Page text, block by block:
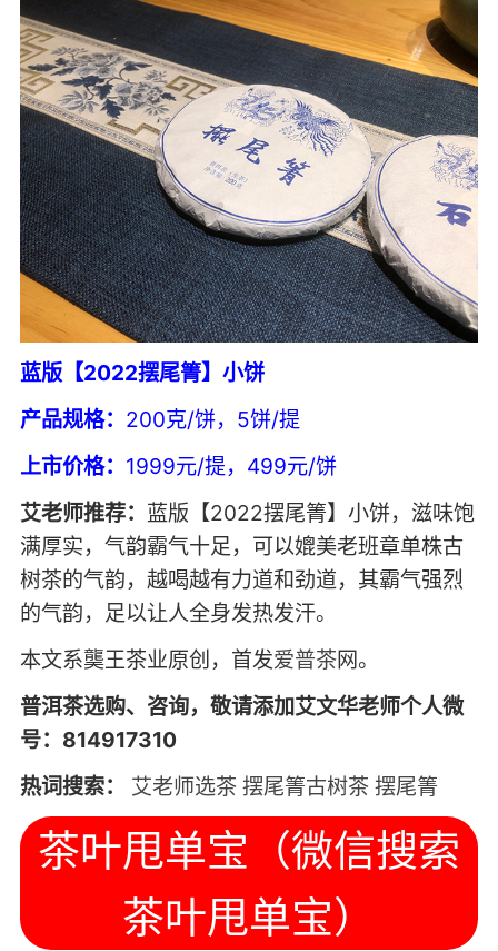
蓝版【2022摆尾箐】小饼
产品规格： 200克/饼，5饼/提
上市价格： 1999元/提，499元/饼
艾老师推荐： 蓝版【2022摆尾箐】小饼，滋味饱
满厚实，气韵霸气十足，可以媲美老班章单株古
树茶的气韵，越喝越有力道和劲道，其霸气强烈
的气韵，足以让人全身发热发汗。
本文系龑王茶业原创，首发爱普茶网。
普洱茶选购、咨询，敬请添加艾文华老师个人微
号：814917310
热词搜索：
艾老师选茶 摆尾箐古树茶 摆尾箐
茶叶甩单宝（微信搜索
茶叶甩单宝）